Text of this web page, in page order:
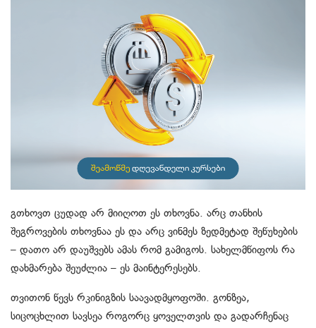
გთხოვთ ცუდად არ მიიღოთ ეს თხოვნა. არც თანხის
შეგროვების თხოვნაა ეს და არც ვინმეს ზედმეტად შეწუხების
– დათო არ დაუშვებს ამას რომ გამიგოს. სახელმწიფოს რა
დახმარება შეუძლია – ეს მაინტერესებს.
თვითონ წევს რკინიგზის საავადმყოფოში. გონზეა,
სიცოცხლით სავსეა როგორც ყოველთვის და გადარჩენაც